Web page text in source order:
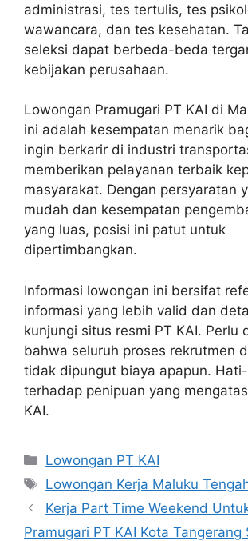
administrasi, tes tertulis, tes
wawancara, dan tes kesehatan.
seleksi dapat berbeda-beda
kebijakan perusahaan.
Lowongan Pramugari PT KAI di
ini adalah kesempatan menarik
ingin berkarir di industri
memberikan pelayanan terbaik
masyarakat. Dengan persyaratan
mudah dan kesempatan
yang luas, posisi ini patut untuk
dipertimbangkan.
Informasi lowongan ini bersifat
informasi yang lebih valid dan
kunjungi situs resmi PT KAI. Perlu
bahwa seluruh proses rekrutmen
tidak dipungut biaya apapun.
terhadap penipuan yang
KAI.
Categories
Lowongan PT KAI
Tags
Lowongan Kerja Maluku
Kerja Part Time Weekend
Pramugari PT KAI Kota Tangerang